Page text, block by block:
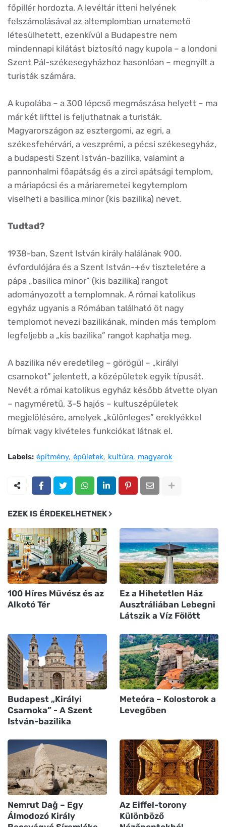
főpillér hordozta. A levéltár itteni helyének
felszámolásával az altemplomban urnatemető
létesülhetett, ezenkívül a Budapestre nem
mindennapi kilátást biztosító nagy kupola – a londoni
Szent Pál-székesegyházhoz hasonlóan – megnyílt a
turisták számára.
A kupolába – a 300 lépcső megmászása helyett – ma
már két lifttel is feljuthatnak a turisták.
Magyarországon az esztergomi, az egri, a
székesfehérvári, a veszprémi, a pécsi székesegyház,
a budapesti Szent István-bazilika, valamint a
pannonhalmi főapátság és a zirci apátsági templom,
a máriapócsi és a máriaremetei kegytemplom
viselheti a basilica minor (kis bazilika) nevet.
Tudtad?
1938-ban, Szent István király halálának 900.
évfordulójára és a Szent István-+év tiszteletére a
pápa „basilica minor” (kis bazilika) rangot
adományozott a templomnak. A római katolikus
egyház ugyanis a Rómában található öt nagy
templomot nevezi bazilikának, minden más templom
legfeljebb a „kis bazilika” rangot kaphatja meg.
A bazilika név eredetileg – görögül – „királyi
csarnokot” jelentett, a középületek egyik típusát.
Nevét a római katolikus egyház később átvette olyan
– nagyméretű, 3-5 hajós – kultuszépületek
megjelölésére, amelyek „különleges” ereklyékkel
bírnak vagy kivételes funkciókat látnak el.
Labels: építmény épületek kultúra magyarok
EZEK IS ÉRDEKELHETNEK
100 Híres Művész és az
Alkotó Tér
Ez a Hihetetlen Ház
Ausztráliában Lebegni
Látszik a Víz Fölött
Budapest „Királyi
Csarnoka” - A Szent
István-bazilika
Meteóra – Kolostorok a
Levegőben
Nemrut Dağ – Egy
Álmodozó Király
Az Eiffel-torony
Különböző